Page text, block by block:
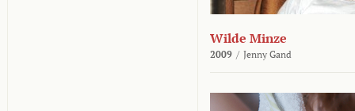
Wilde Minze
2009 / Jenny Gand